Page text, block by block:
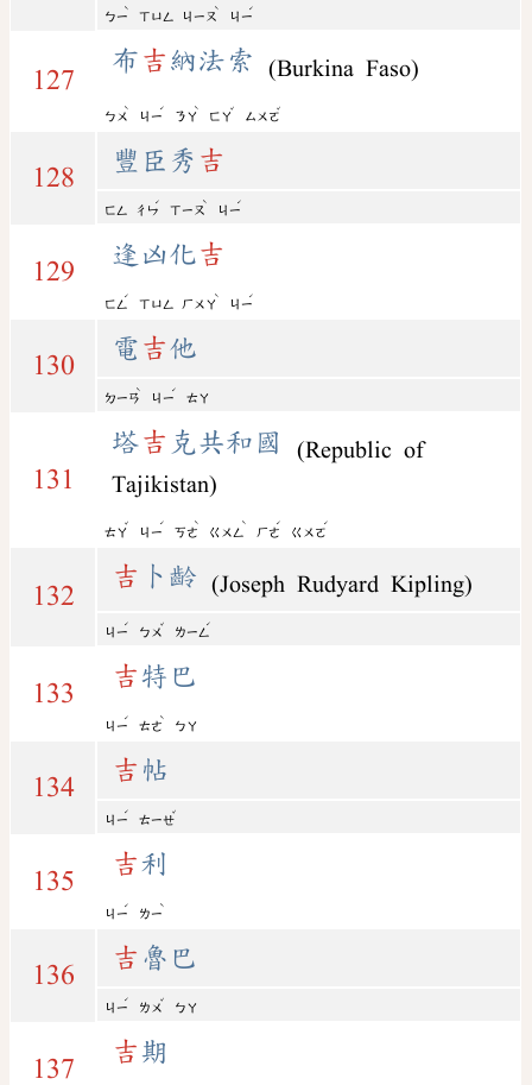
ㄅㄧ
ˋ
ㄒㄩㄥ ㄐㄧㄡ
ˋ
ㄐㄧ
ˊ
127
布 吉 納法索 (Burkina Faso)
ㄅㄨ
ˋ
ㄐㄧ
ˊ
ㄋㄚ
ˋ
ㄈㄚ
ˇ
ㄙㄨㄛ
ˇ
128
豐臣秀 吉
ㄈㄥ ㄔㄣ
ˊ
ㄒㄧㄡ
ˋ
ㄐㄧ
ˊ
129
逢凶化吉
ㄈㄥ
ˊ
ㄒㄩㄥ ㄏㄨㄚ
ˋ
ㄐㄧ
ˊ
130
電 吉他
ㄉㄧㄢ
ˋ
ㄐㄧ
ˊ
ㄊㄚ
131
塔吉 克共和國
(Republic of
Tajikistan)
ㄊㄚ
ˇ
ㄐㄧ
ˊ
ㄎㄜ
ˋ
ㄍㄨㄥ
ˋ
ㄏㄜ
ˊ
ㄍㄨㄛ
ˊ
132
吉 卜齡 (Joseph Rudyard Kipling)
ㄐㄧ
ˊ
ㄅㄨ
ˇ
ㄌㄧㄥ
ˊ
133
吉特巴
ㄐㄧ
ˊ
ㄊㄜ
ˋ
ㄅㄚ
134
吉 帖
ㄐㄧ
ˊ
ㄊㄧㄝ
ˇ
135
吉利
ㄐㄧ
ˊ
ㄌㄧ
ˋ
136
吉 魯巴
ㄐㄧ
ˊ
ㄌㄨ
ˇ
ㄅㄚ
137
吉期